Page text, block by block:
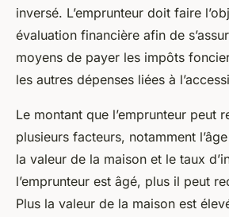
inversé. L’emprunteur doit faire
évaluation financière afin de
moyens de payer les impôts
les autres dépenses liées à
Le montant que l’emprunteur peut
plusieurs facteurs, notamment
la valeur de la maison et le taux
l’emprunteur est âgé, plus il peut
Plus la valeur de la maison est